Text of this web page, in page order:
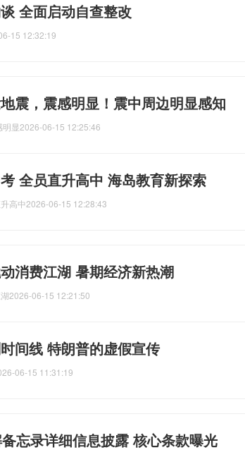
全面启动自查整改
15 12:32:19
震，震感明显！震中周边明显感知
显2026-06-15 12:25:46
全员直升高中 海岛教育新探索
高中2026-06-15 12:28:43
消费江湖 暑期经济新热潮
2026-06-15 12:21:50
间线 特朗普的虚假宣传
06-15 11:31:19
忘录详细信息披露 核心条款曝光